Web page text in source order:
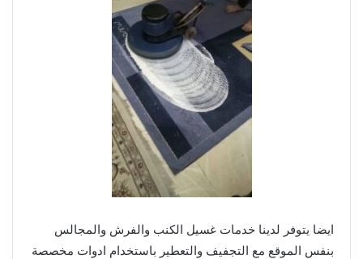
ايضا يتوفر لدينا خدمات غسيل الكنب والفرش والمجالس
بنفس الموقع مع التجفيف والتعطير باستخدام ادوات مخصصة